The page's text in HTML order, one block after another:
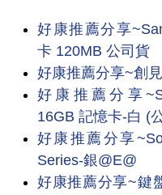
好康推薦分享
卡 120MB 公司貨
好康推薦分享~創
好康推薦分享
16GB 記憶卡-白 (
好康推薦分享
Series-銀@E@
好康推薦分享~鍵